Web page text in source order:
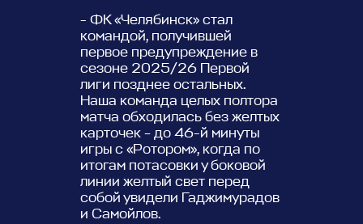
- ФК «Челябинск» стал
командой, получившей
первое предупреждение в
сезоне 2025/26 Первой
лиги позднее остальных.
Наша команда целых полтора
матча обходилась без желтых
карточек – до 46-й минуты
игры с «Ротором», когда по
итогам потасовки у боковой
линии желтый свет перед
собой увидели Гаджимурадов
и Самойлов.